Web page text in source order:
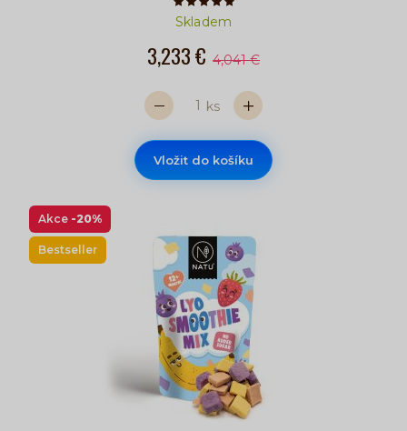
Počet hvězdiček je 5 z 5
Skladem
3,233 € 4,041 €
ks
Vložit do košíku
Akce -20%
Bestseller